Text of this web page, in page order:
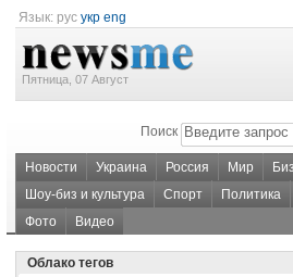
Язык: рус укр eng
Пятница, 07 Август
Поиск
Новости Украина Россия Мир
Шоу-биз и культура
Спорт Политика
Фото
Видео
Облако тегов